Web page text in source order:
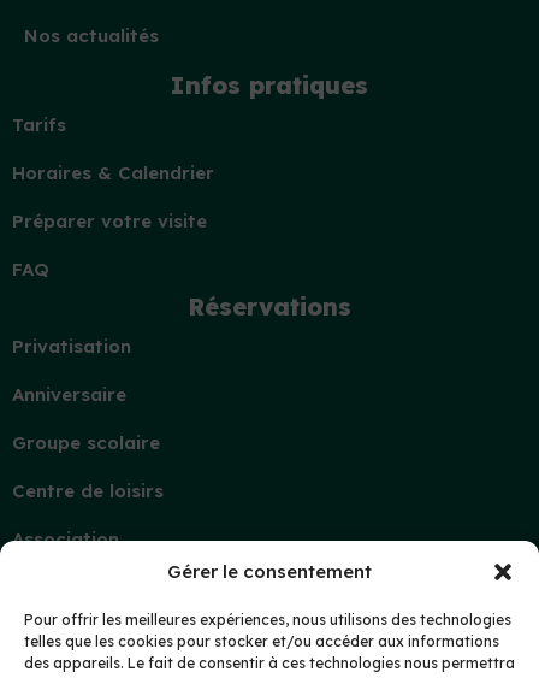
Gérer le consentement
Pour offrir les meilleures expériences, nous utilisons des technologies
telles que les cookies pour stocker et/ou accéder aux informations
des appareils. Le fait de consentir à ces technologies nous permettra
Nos actualités
Infos pratiques
Tarifs
Horaires & Calendrier
Préparer votre visite
FAQ
Réservations
Privatisation
Anniversaire
Groupe scolaire
Centre de loisirs
Association
Demande d’information
Mon compte